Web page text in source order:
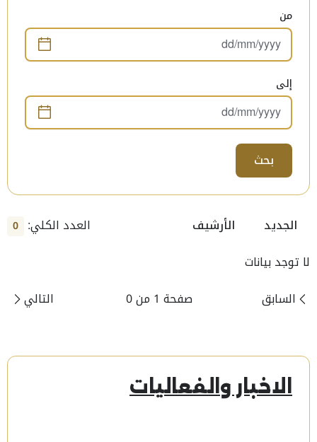
من
إلى
بحث
الجديد الأرشيف العدد الكلي: 0
لا توجد بيانات
السابق
صفحة 1 من 0 التالي
الاخبار والفعاليات